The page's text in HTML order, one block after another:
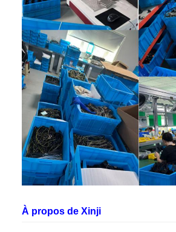
À propos de Xinji